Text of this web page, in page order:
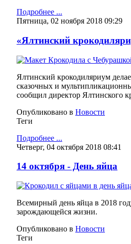
Подробнее ...
Пятница, 02 ноября 2018 09:29
«Ялтинский
Ялтинский крокодиляриум
сказочных и
сообщил директор Ялтинского
Опубликовано в Новости
Теги
Подробнее ...
Четверг, 04 октября 2018 08:41
14 октября - День яйца
Всемирный день яйца в 2018
зарождающейся жизни.
Опубликовано в Новости
Теги